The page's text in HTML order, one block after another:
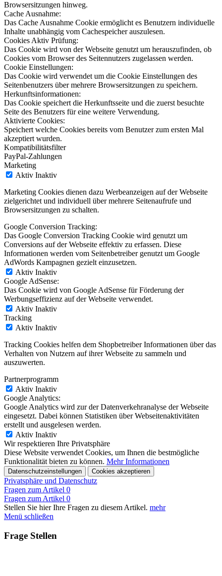
Browsersitzungen hinweg.
Cache Ausnahme:
Das Cache Ausnahme Cookie ermöglicht es Benutzern individuelle
Inhalte unabhängig vom Cachespeicher auszulesen.
Cookies Aktiv Prüfung:
Das Cookie wird von der Webseite genutzt um herauszufinden, ob
Cookies vom Browser des Seitennutzers zugelassen werden.
Cookie Einstellungen:
Das Cookie wird verwendet um die Cookie Einstellungen des
Seitenbenutzers über mehrere Browsersitzungen zu speichern.
Herkunftsinformationen:
Das Cookie speichert die Herkunftsseite und die zuerst besuchte
Seite des Benutzers für eine weitere Verwendung.
Aktivierte Cookies:
Speichert welche Cookies bereits vom Benutzer zum ersten Mal
akzeptiert wurden.
Kompatibilitätsfilter
PayPal-Zahlungen
Marketing
Aktiv Inaktiv
Marketing Cookies dienen dazu Werbeanzeigen auf der Webseite
zielgerichtet und individuell über mehrere Seitenaufrufe und
Browsersitzungen zu schalten.
Google Conversion Tracking:
Das Google Conversion Tracking Cookie wird genutzt um
Conversions auf der Webseite effektiv zu erfassen. Diese
Informationen werden vom Seitenbetreiber genutzt um Google
AdWords Kampagnen gezielt einzusetzen.
Aktiv Inaktiv
Google AdSense:
Das Cookie wird von Google AdSense für Förderung der
Werbungseffizienz auf der Webseite verwendet.
Aktiv Inaktiv
Tracking
Aktiv Inaktiv
Tracking Cookies helfen dem Shopbetreiber Informationen über das
Verhalten von Nutzern auf ihrer Webseite zu sammeln und
auszuwerten.
Partnerprogramm
Aktiv Inaktiv
Google Analytics:
Google Analytics wird zur der Datenverkehranalyse der Webseite
eingesetzt. Dabei können Statistiken über Webseitenaktivitäten
erstellt und ausgelesen werden.
Aktiv Inaktiv
Wir respektieren Ihre Privatsphäre
Diese Website verwendet Cookies, um Ihnen die bestmögliche
Funktionalität bieten zu können. Mehr Informationen
Datenschutzeinstellungen Cookies akzeptieren
Privatsphäre und Datenschutz
Fragen zum Artikel 0
Fragen zum Artikel 0
Stellen Sie hier Ihre Fragen zu diesem Artikel. mehr
Menü schließen
Frage Stellen